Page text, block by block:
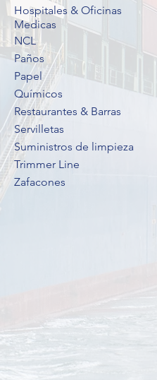
Hospitales & Oficinas
Medicas
NCL
Paños
Papel
Químicos
Restaurantes & Barras
Servilletas
Suministros de limpieza
Trimmer Line
Zafacones